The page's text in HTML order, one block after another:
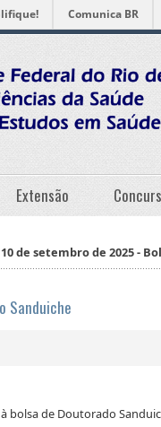
Comunica BR
Extensão
de setembro de 2025 -
Sanduiche
de Doutorado